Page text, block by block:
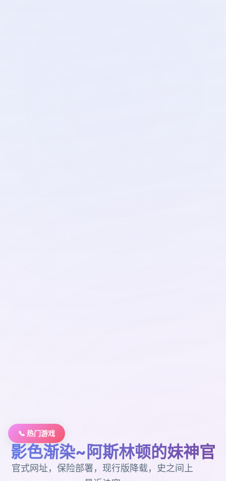
📞 热门游戏
影色渐染~阿斯林顿的妹神官
官式网址，保险部署，现行版降载，史之间上